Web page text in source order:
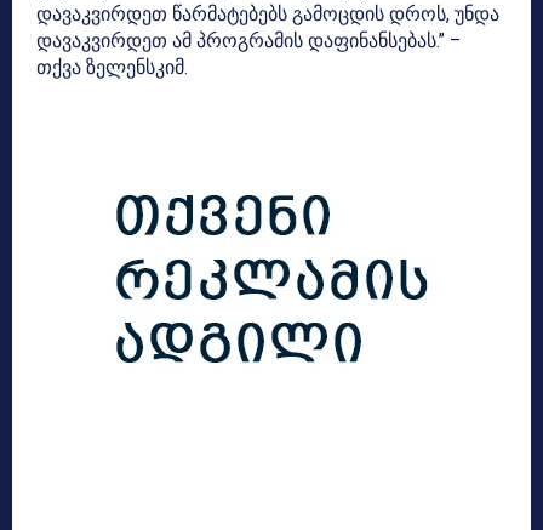
დავაკვირდეთ წარმატებებს გამოცდის დროს, უნდა
დავაკვირდეთ ამ პროგრამის დაფინანსებას.” –
თქვა ზელენსკიმ.